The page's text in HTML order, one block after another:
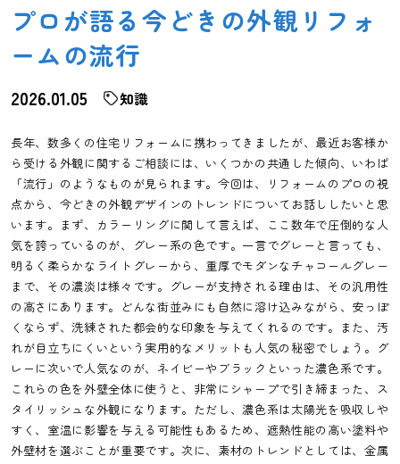
プロが語る今どきの外観リフォ
ームの流行
2026.01.05 知識
長年、数多くの住宅リフォームに携わってきましたが、最近お客様か
ら受ける外観に関するご相談には、いくつかの共通した傾向、いわば
「流行」のようなものが見られます。今回は、リフォームのプロの視
点から、今どきの外観デザインのトレンドについてお話ししたいと思
います。まず、カラーリングに関して言えば、ここ数年で圧倒的な人
気を誇っているのが、グレー系の色です。一言でグレーと言っても、
明るく柔らかなライトグレーから、重厚でモダンなチャコールグレー
まで、その濃淡は様々です。グレーが支持される理由は、その汎用性
の高さにあります。どんな街並みにも自然に溶け込みながら、安っぽ
くならず、洗練された都会的な印象を与えてくれるのです。また、汚
れが目立ちにくいという実用的なメリットも人気の秘密でしょう。グ
レーに次いで人気なのが、ネイビーやブラックといった濃色系です。
これらの色を外壁全体に使うと、非常にシャープで引き締まった、ス
タイリッシュな外観になります。ただし、濃色系は太陽光を吸収しや
すく、室温に影響を与える可能性もあるため、遮熱性能の高い塗料や
外壁材を選ぶことが重要です。次に、素材のトレンドとしては、金属